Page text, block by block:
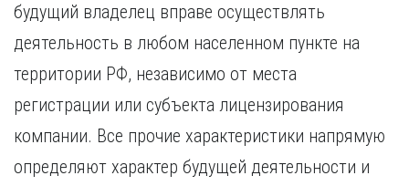
будущий владелец вправе осуществлять
деятельность в любом населенном пункте на
территории РФ, независимо от места
регистрации или субъекта лицензирования
компании. Все прочие характеристики напрямую
определяют характер будущей деятельности и